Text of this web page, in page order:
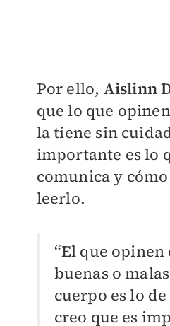
Por ello, Aislinn
que lo que
la tiene sin
importante es lo
comunica y
leerlo.
“El que opinen
buenas o
cuerpo es lo
creo que es